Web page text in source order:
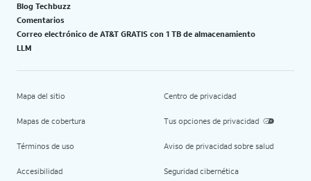
Blog Techbuzz
Comentarios
Correo electrónico de AT&T GRATIS con 1 TB de almacenamiento
LLM
Mapa del sitio
Mapas de cobertura
Términos de uso
Accesibilidad
Centro de privacidad
Tus opciones de privacidad
Aviso de privacidad sobre salud
Seguridad cibernética